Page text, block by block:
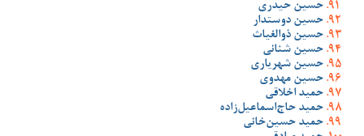
حسین حیدری
حسین دوستدار
حسین ذوالغیاث
حسین شنانی
حسین شهریاری
حسین مهدوی
حمید اخلاقی
حمید حاج‌اسماعیل‌زاده
حمید حسین‌خانی